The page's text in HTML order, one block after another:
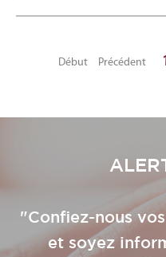
Début Précédent
"Confiez-nous
et soyez